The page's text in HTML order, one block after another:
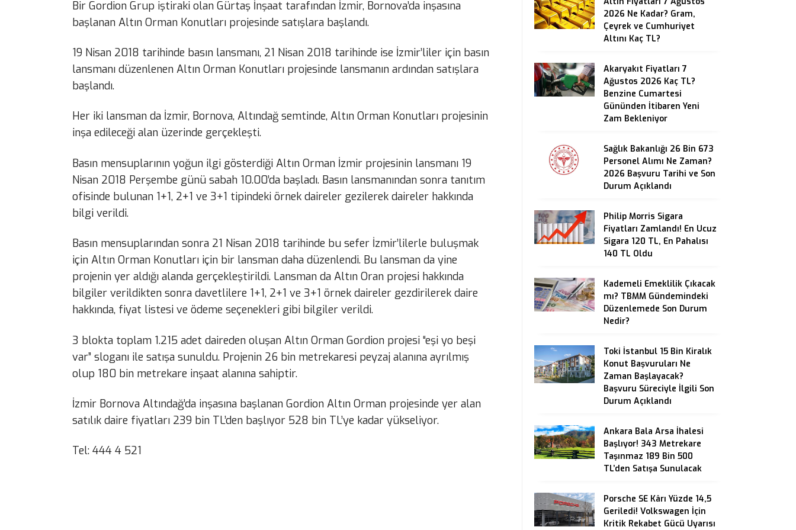
Bir Gordion Grup iştiraki olan Gürtaş İnşaat tarafından İzmir, Bornova’da inşasına
başlanan Altın Orman Konutları projesinde satışlara başlandı.
19 Nisan 2018 tarihinde basın lansmanı, 21 Nisan 2018 tarihinde ise İzmir’liler için basın
lansmanı düzenlenen Altın Orman Konutları projesinde lansmanın ardından satışlara
başlandı.
Her iki lansman da İzmir, Bornova, Altındağ semtinde, Altın Orman Konutları projesinin
inşa edileceği alan üzerinde gerçekleşti.
Basın mensuplarının yoğun ilgi gösterdiği Altın Orman İzmir projesinin lansmanı 19
Nisan 2018 Perşembe günü sabah 10.00’da başladı. Basın lansmanından sonra tanıtım
ofisinde bulunan 1+1, 2+1 ve 3+1 tipindeki örnek daireler gezilerek daireler hakkında
bilgi verildi.
Basın mensuplarından sonra 21 Nisan 2018 tarihinde bu sefer İzmir’lilerle buluşmak
için Altın Orman Konutları için bir lansman daha düzenlendi. Bu lansman da yine
projenin yer aldığı alanda gerçekleştirildi. Lansman da Altın Oran projesi hakkında
bilgiler verildikten sonra davetlilere 1+1, 2+1 ve 3+1 örnek daireler gezdirilerek daire
hakkında, fiyat listesi ve ödeme seçenekleri gibi bilgiler verildi.
3 blokta toplam 1.215 adet daireden oluşan Altın Orman Gordion projesi “eşi yo beşi
var” sloganı ile satışa sunuldu. Projenin 26 bin metrekaresi peyzaj alanına ayrılmış
olup 180 bin metrekare inşaat alanına sahiptir.
İzmir Bornova Altındağ’da inşasına başlanan Gordion Altın Orman projesinde yer alan
satılık daire fiyatları 239 bin TL’den başlıyor 528 bin TL’ye kadar yükseliyor.
Tel: 444 4 521
2026 Ne Kadar? Gram,
Çeyrek ve Cumhuriyet
Altını Kaç TL?
Akaryakıt Fiyatları 7
Ağustos 2026 Kaç TL?
Benzine Cumartesi
Gününden İtibaren Yeni
Zam Bekleniyor
Sağlık Bakanlığı 26 Bin 673
Personel Alımı Ne Zaman?
2026 Başvuru Tarihi ve Son
Durum Açıklandı
Philip Morris Sigara
Fiyatları Zamlandı! En Ucuz
Sigara 120 TL, En Pahalısı
140 TL Oldu
Kademeli Emeklilik Çıkacak
mı? TBMM Gündemindeki
Düzenlemede Son Durum
Nedir?
Toki İstanbul 15 Bin Kiralık
Konut Başvuruları Ne
Zaman Başlayacak?
Başvuru Süreciyle İlgili Son
Durum Açıklandı
Ankara Bala Arsa İhalesi
Başlıyor! 343 Metrekare
Taşınmaz 189 Bin 500
TL’den Satışa Sunulacak
Porsche SE Kârı Yüzde 14,5
Geriledi! Volkswagen İçin
Kritik Rekabet Gücü Uyarısı